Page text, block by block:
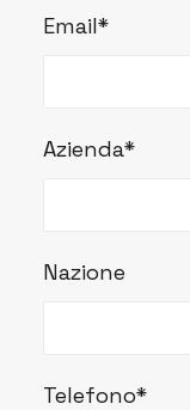
Email*
Azienda*
Nazione
Telefono*